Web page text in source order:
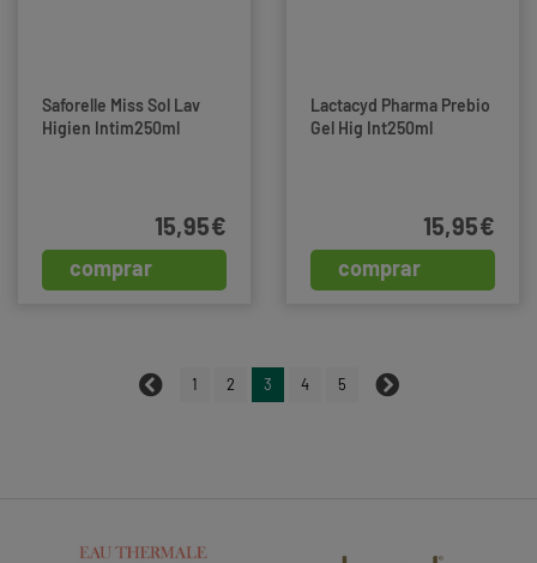
Saforelle Miss Sol Lav
Higien Intim250ml
comprar
15,95€
Lactacyd Pharma Prebio
Gel Hig Int250ml
comprar
15,95€
1 2 3 4 5